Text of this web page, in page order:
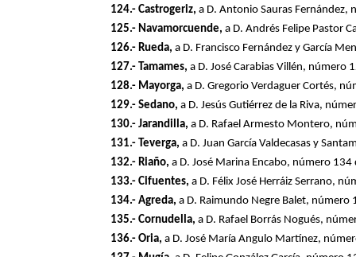
124.- Castrogeriz,a D. Antonio Sauras
125.- Navamorcuende,a D. Andrés Felipe Pastor
126.- Rueda,a D. Francisco Fernández y García
127.- Tamames, a D. José Carabias Villén,
128.- Mayorga,a D. Gregorio Verdaguer Cortés,
129.- Sedano,a D. Jesús Gutiérrez de la Riva,
130.- Jarandilla,a D. Rafael Armesto Montero,
131.- Teverga,a D. Juan García Valdecasas y
132.- Riaño, a D. José Marina Encabo, número
133.- Cifuentes,a D. Félix José Herráiz Serrano,
134.- Agreda,a D. Raimundo Negre Balet,
135.- Cornudella,a D. Rafael Borrás Nogués,
136.- Oria, a D. José María Angulo Martínez,